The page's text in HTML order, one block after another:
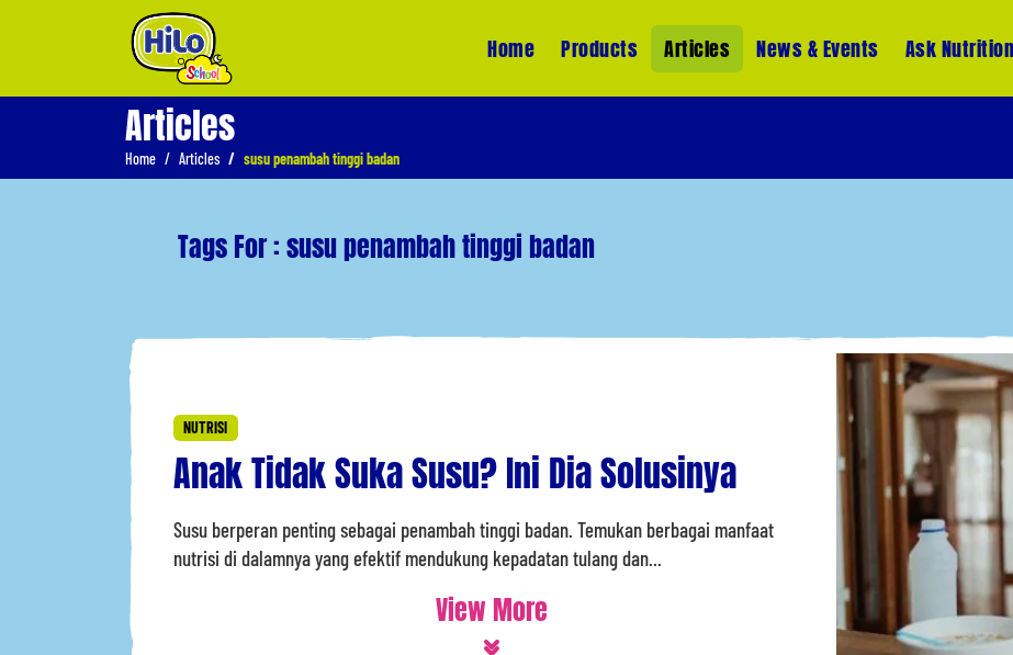
Home Products Articles News & Events Ask
Articles
Home Articles susu penambah tinggi badan
Tags For : susu penambah tinggi badan
NUTRISI
Anak Tidak Suka Susu? Ini Dia Solusinya
Susu berperan penting sebagai penambah tinggi badan. Temukan berbagai manfaat
nutrisi di dalamnya yang efektif mendukung kepadatan tulang dan...
View More